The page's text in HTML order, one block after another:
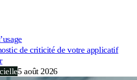
de criticité de votre applicatif
5 août 2026